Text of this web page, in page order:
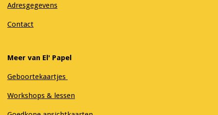
Adresgegevens
Contact
Meer van El' Papel
Geboortekaartjes
Workshops & lessen